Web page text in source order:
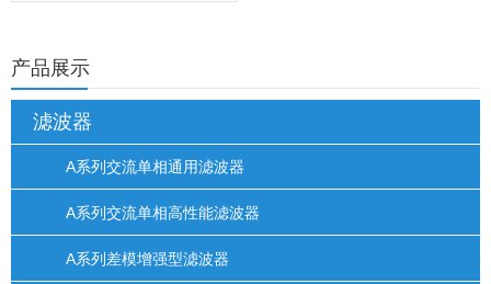
产品展示
滤波器
A系列交流单相通用滤波器
A系列交流单相高性能滤波器
A系列差模增强型滤波器